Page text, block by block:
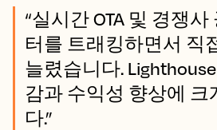
“실시간 OTA 및 경쟁사
터를 트래킹하면서 직
늘렸습니다.
감과 수익성 향상에 크
다.”